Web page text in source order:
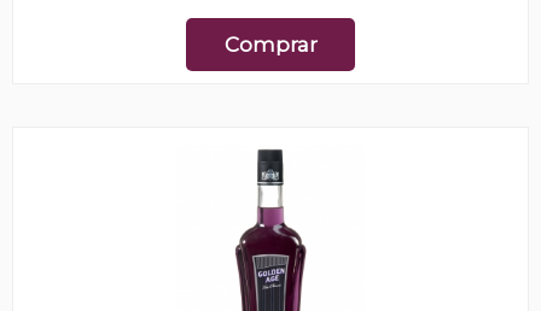
Comprar